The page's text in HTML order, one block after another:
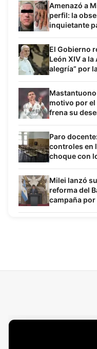
Amenazó a
perfil: la
inquietante
El Gobierno
León XIV a
alegría” por
Mastantuono
motivo por el
frena su
Paro
controles en
choque con
Milei lanzó
reforma del
campaña